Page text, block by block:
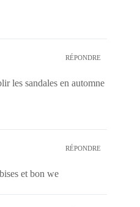
RÉPONDRE
les sandales en automne
RÉPONDRE
et bon we